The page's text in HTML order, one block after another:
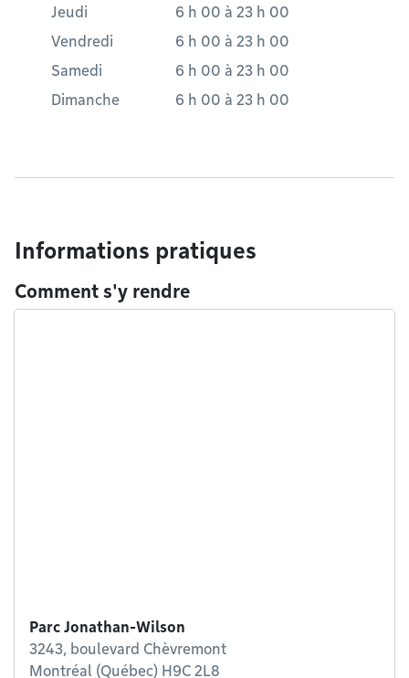
Jeudi
6 h 00 à 23 h 00
Vendredi
6 h 00 à 23 h 00
Samedi
6 h 00 à 23 h 00
Dimanche
6 h 00 à 23 h 00
Informations pratiques
Comment s'y rendre
Parc Jonathan-Wilson
3243, boulevard Chèvremont
Montréal (Québec) H9C 2L8